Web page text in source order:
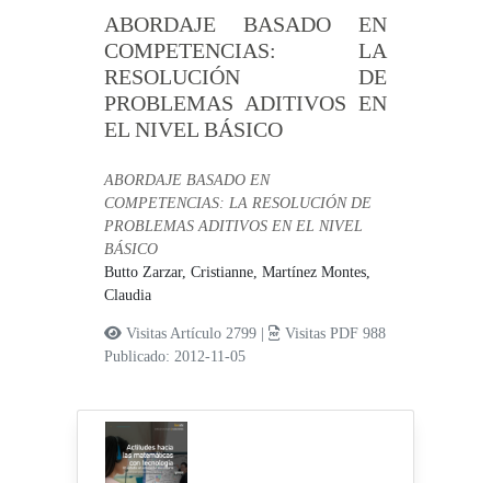
ABORDAJE BASADO EN
COMPETENCIAS: LA
RESOLUCIÓN DE
PROBLEMAS ADITIVOS EN
EL NIVEL BÁSICO
ABORDAJE BASADO EN
COMPETENCIAS: LA RESOLUCIÓN DE
PROBLEMAS ADITIVOS EN EL NIVEL
BÁSICO
Butto Zarzar, Cristianne,Martínez Montes,
Claudia
Visitas Artículo 2799 |
Visitas PDF 988
Publicado: 2012-11-05